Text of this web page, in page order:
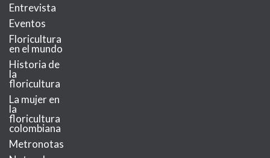
Entrevista
Eventos
Floricultura
en el mundo
Historia de
la
floricultura
La mujer en
la
floricultura
colombiana
Metronotas